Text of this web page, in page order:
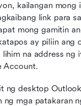
kailangan mong
link para
mong gamitin
ay piliin ang
na address
Account.
ng desktop
ng mga patakaran